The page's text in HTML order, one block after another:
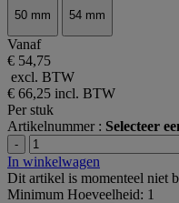
50 mm 54 mm
Vanaf
€ 54,75
excl. BTW
€ 66,25 incl. BTW
Per stuk
Artikelnummer : Selecteer
-
In winkelwagen
Dit artikel is momenteel niet
Minimum Hoeveelheid: 1